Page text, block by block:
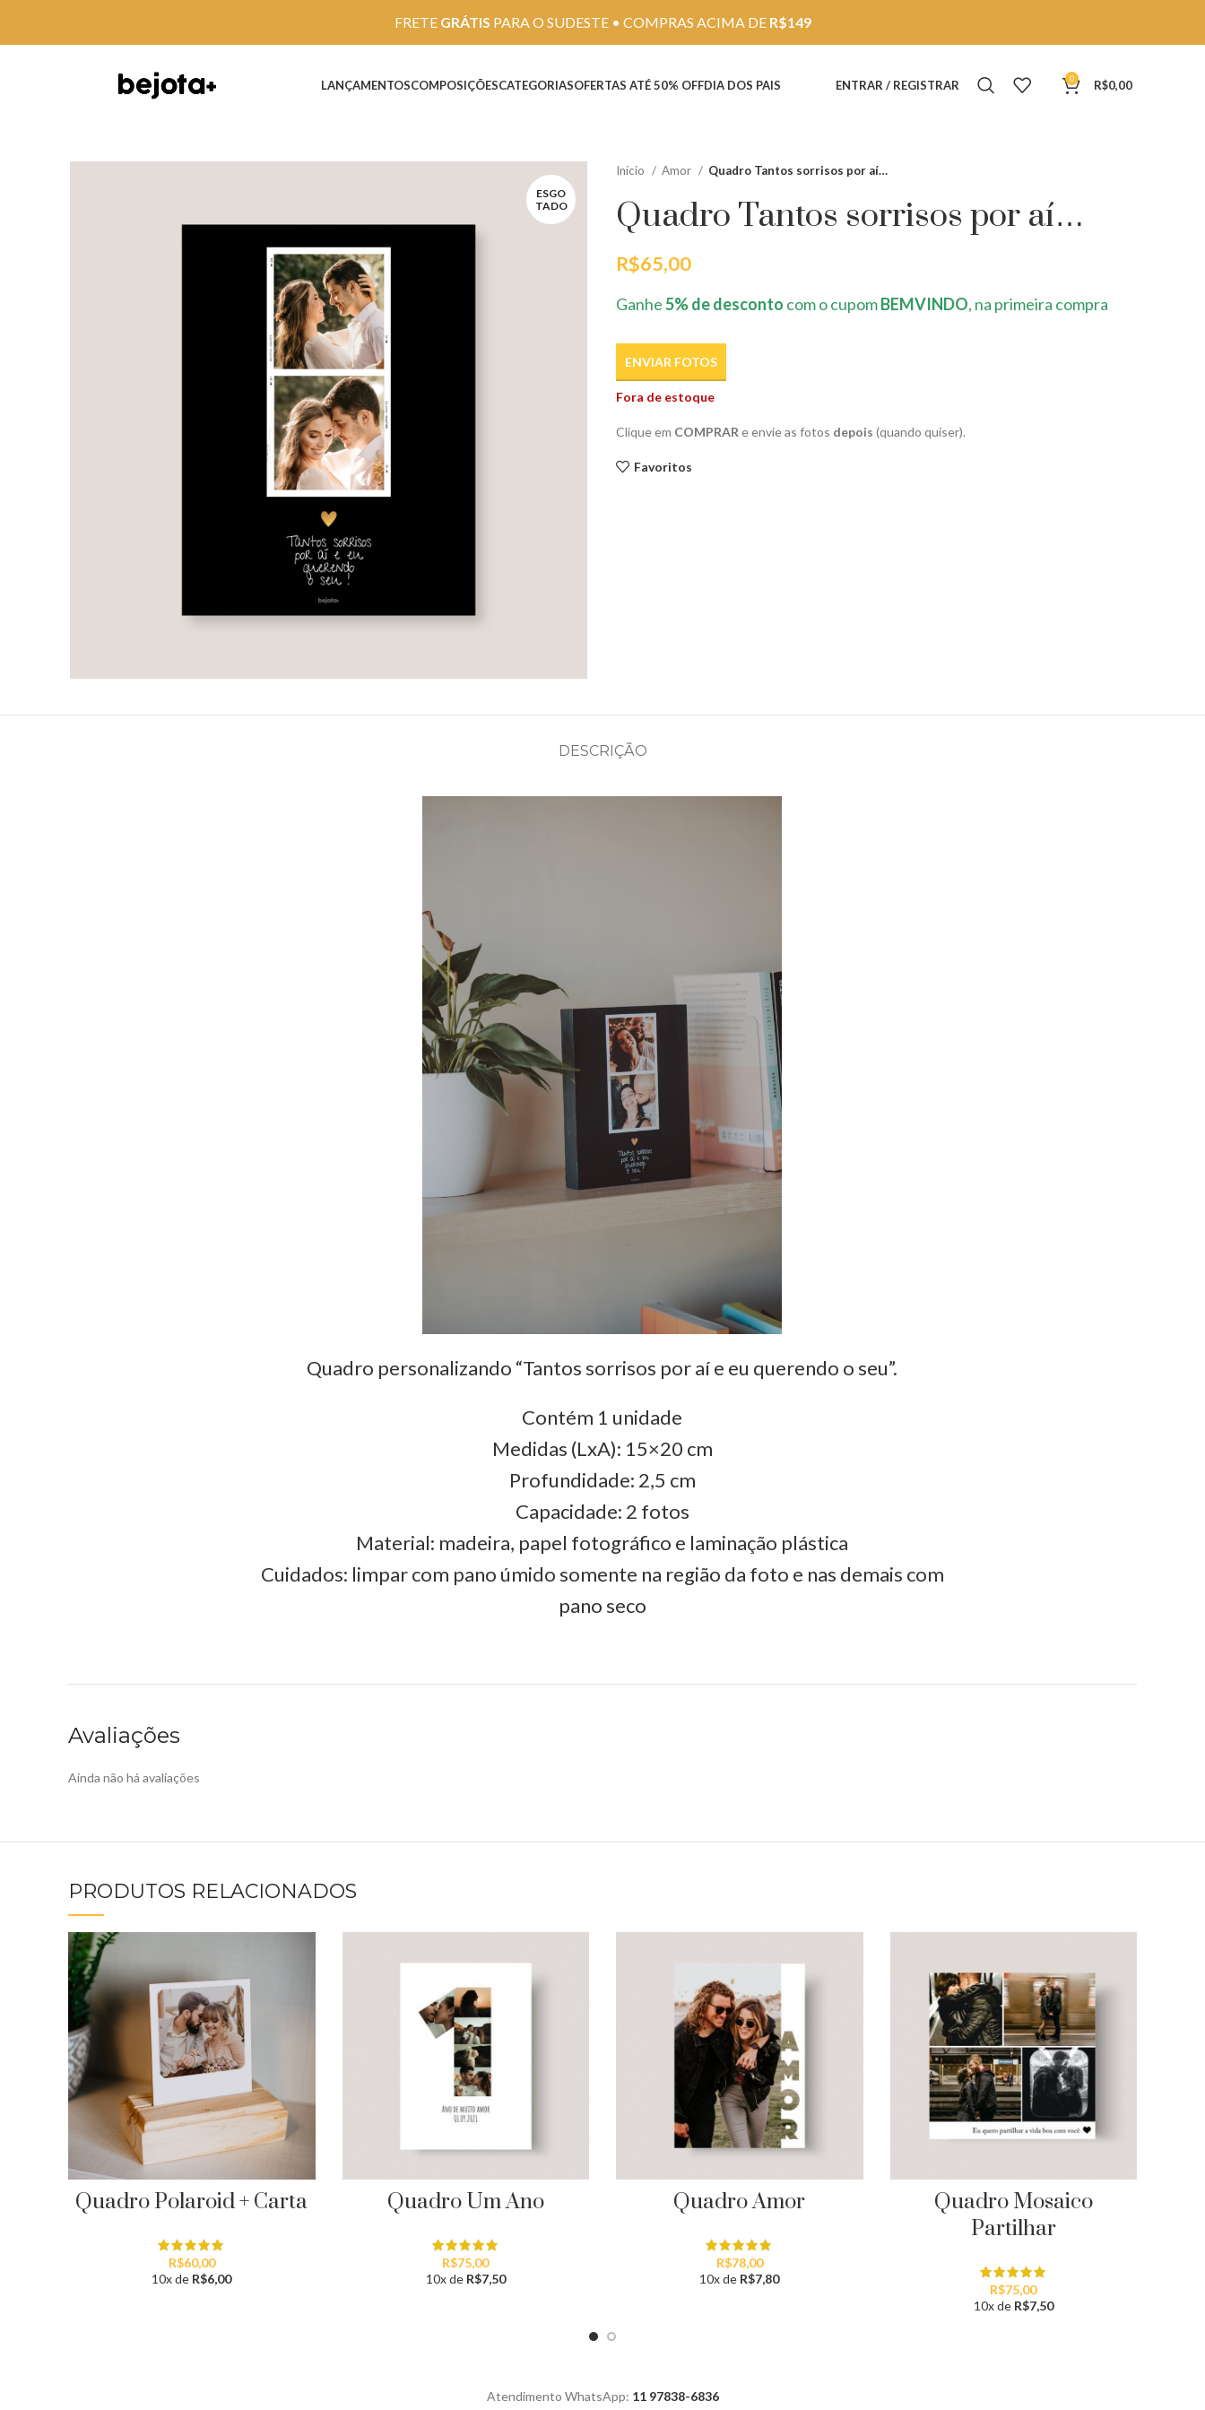
LANÇAMENTOSCOMPOSIÇÕESCATEGORIASOFERTAS ATÉ 50% OFFDIA DOS PAIS ENTRAR / REGISTRAR 0 R$0,00
ESGO
TADO
Início Amor Quadro Tantos sorrisos por aí…
Quadro Tantos sorrisos por aí…
R$65,00
Ganhe5% de desconto com o cupomBEMVINDO, na primeira compra
ENVIAR FOTOS
Fora de estoque
Clique em COMPRAR e envie as fotos depois (quando quiser).
Favoritos
DESCRIÇÃO
Quadro personalizando “Tantos sorrisos por aí e eu querendo o seu”.
Contém 1 unidade
Medidas (LxA): 15×20 cm
Profundidade: 2,5 cm
Capacidade: 2 fotos
Material: madeira, papel fotográfico e laminação plástica
Cuidados: limpar com pano úmido somente na região da foto e nas demais com
pano seco
Avaliações
Ainda não há avaliações
PRODUTOS RELACIONADOS
Quadro Polaroid + Carta
R$60,00
10x de R$6,00
Quadro Um Ano
R$75,00
10x de R$7,50
Quadro Amor
R$78,00
10x de R$7,80
Quadro Mosaico
Partilhar
R$75,00
10x de R$7,50
Atendimento WhatsApp: 11 97838-6836
FRETE GRÁTIS PARA O SUDESTE • COMPRAS ACIMA DE R$149